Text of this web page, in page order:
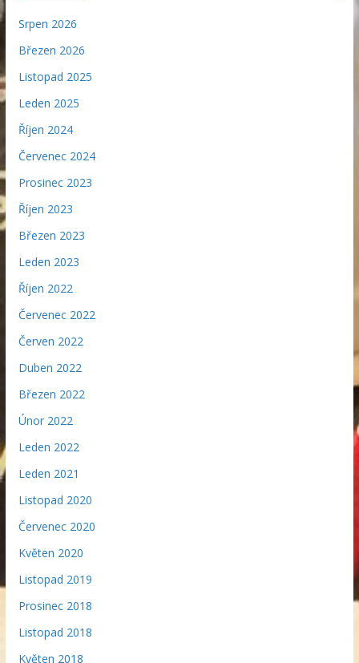
Srpen 2026
Březen 2026
Listopad 2025
Leden 2025
Říjen 2024
Červenec 2024
Prosinec 2023
Říjen 2023
Březen 2023
Leden 2023
Říjen 2022
Červenec 2022
Červen 2022
Duben 2022
Březen 2022
Únor 2022
Leden 2022
Leden 2021
Listopad 2020
Červenec 2020
Květen 2020
Listopad 2019
Prosinec 2018
Listopad 2018
Květen 2018